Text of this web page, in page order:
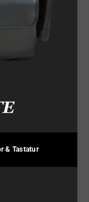
& Tastatur